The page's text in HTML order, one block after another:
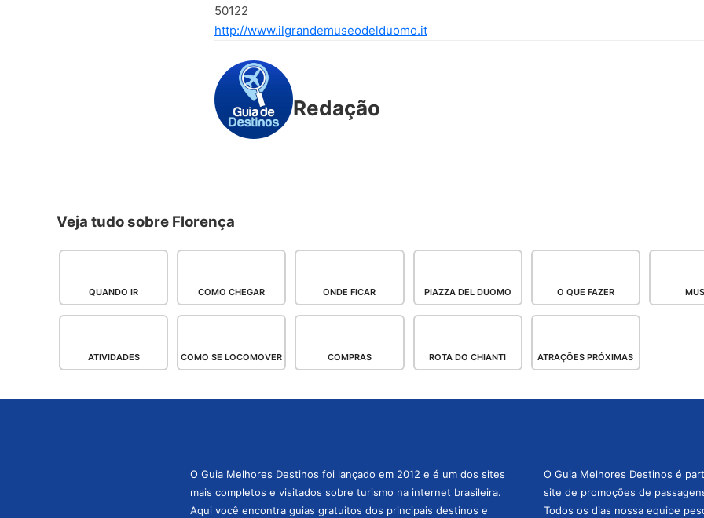
50122
http://www.ilgrandemuseodelduomo.it
Redação
Veja tudo sobre Florença
QUANDO IR COMO CHEGAR ONDE FICAR PIAZZA DEL DUOMO O QUE FAZER
ATIVIDADES COMO SE LOCOMOVER COMPRAS ROTA DO CHIANTI ATRAÇÕES PRÓXIMAS
O Guia Melhores Destinos foi lançado em 2012 e é um dos sites
mais completos e visitados sobre turismo na internet brasileira.
Aqui você encontra guias gratuitos dos principais destinos e
O Guia Melhores Destinos é
site de promoções de
Todos os dias nossa equipe